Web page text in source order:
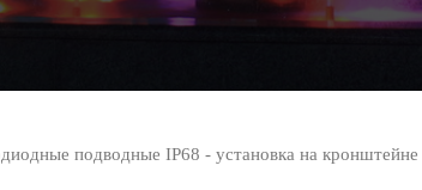
подводные IP68 - установка на кронштейне